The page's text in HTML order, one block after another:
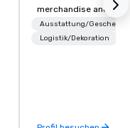
merchandise and
booth giveaways and
to executive gifting,
Ausstattung/Geschenke
Logistik/Dekoration